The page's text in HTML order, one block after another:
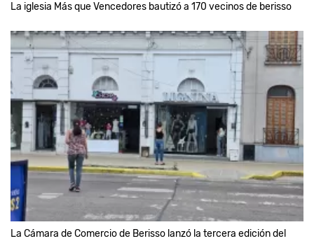
La iglesia Más que Vencedores bautizó a 170 vecinos de berisso
La Cámara de Comercio de Berisso lanzó la tercera edición del